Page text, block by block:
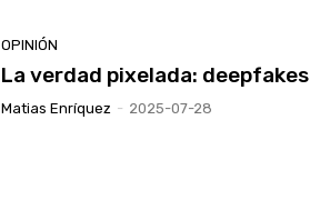
OPINIÓN
La verdad pixelada: deepfakes
Matias Enríquez - 2025-07-28